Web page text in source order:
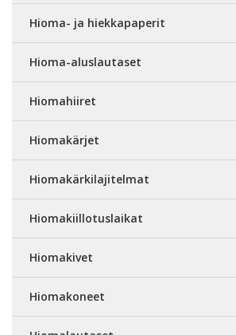
Hioma- ja hiekkapaperit
Hioma-aluslautaset
Hiomahiiret
Hiomakärjet
Hiomakärkilajitelmat
Hiomakiillotuslaikat
Hiomakivet
Hiomakoneet